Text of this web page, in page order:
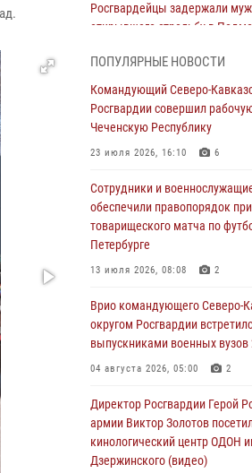
Росгвардейцы задержали
открывшего стрельбу в
Росгвардейцы провели
для участников сбора
(видео)
06 августа 2026, 12:00
В Курске росгвардейцы
митинге, посвященном
вторжения ВСУ на
06 августа 2026, 11:56
задержал правонарушителя,
подростку травматическим
06 августа 2026, 11:33 1
ликвидирована крупная
06 августа 2026, 11:27
В Москве росгвардейцы
ПОПУЛЯРНЫЕ НОВОСТИ
Командующий Северо-
Росгвардии совершил
Чеченскую Республику
23 июля 2026, 16:10 6
Сотрудники и
обеспечили правопорядок
товарищеского матча по
Петербурге
13 июля 2026, 08:08 2
Врио командующего Северо-
округом Росгвардии
выпускниками военных вузов
04 августа 2026, 05:00 2
Директор Росгвардии Герой
армии Виктор Золотов
кинологический центр ОДОН
Дзержинского (видео)